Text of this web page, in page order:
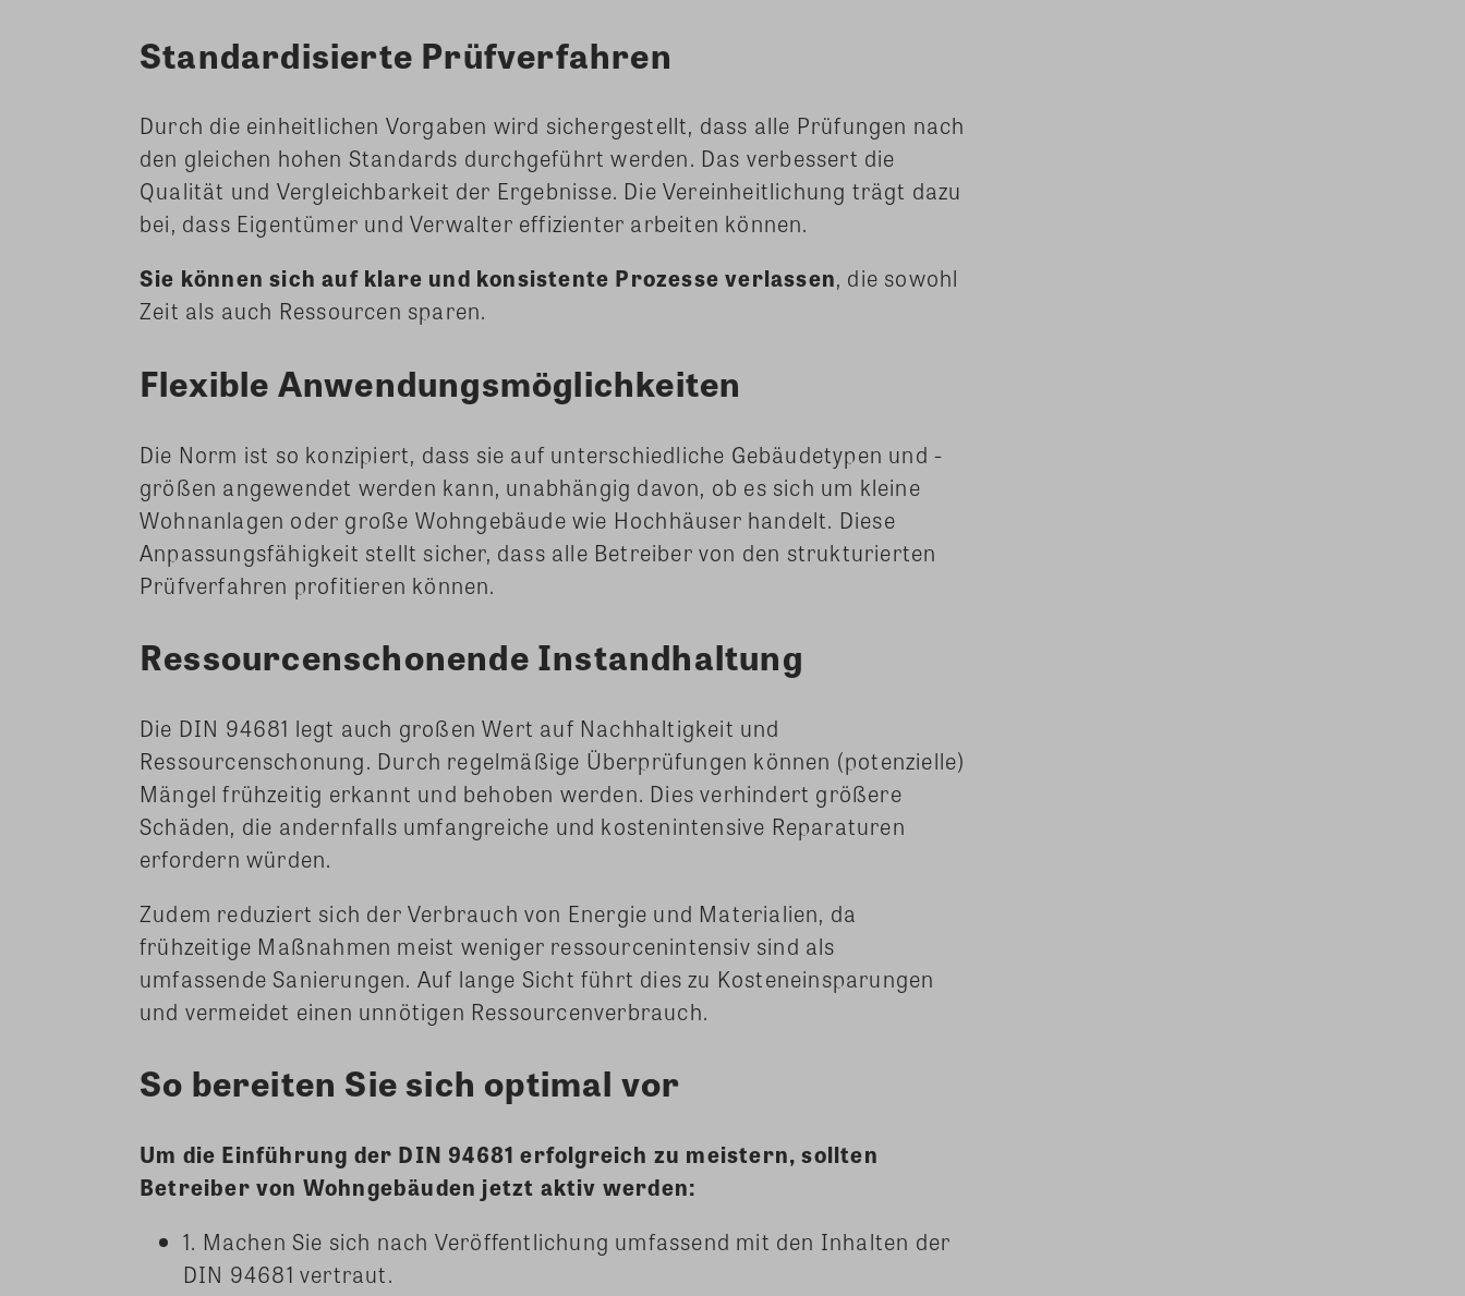
Standardisierte Prüfverfahren
Durch die einheitlichen Vorgaben wird sichergestellt, dass alle Prüfungen nach
den gleichen hohen Standards durchgeführt werden. Das verbessert die
Qualität und Vergleichbarkeit der Ergebnisse. Die Vereinheitlichung trägt dazu
bei, dass Eigentümer und Verwalter effizienter arbeiten können.
Sie können sich auf klare und konsistente Prozesse verlassen, die sowohl
Zeit als auch Ressourcen sparen.
Flexible Anwendungsmöglichkeiten
Die Norm ist so konzipiert, dass sie auf unterschiedliche Gebäudetypen und -
größen angewendet werden kann, unabhängig davon, ob es sich um kleine
Wohnanlagen oder große Wohngebäude wie Hochhäuser handelt. Diese
Anpassungsfähigkeit stellt sicher, dass alle Betreiber von den strukturierten
Prüfverfahren profitieren können.
Ressourcenschonende Instandhaltung
Die DIN 94681 legt auch großen Wert auf Nachhaltigkeit und
Ressourcenschonung. Durch regelmäßige Überprüfungen können (potenzielle)
Mängel frühzeitig erkannt und behoben werden. Dies verhindert größere
Schäden, die andernfalls umfangreiche und kostenintensive Reparaturen
erfordern würden.
Zudem reduziert sich der Verbrauch von Energie und Materialien, da
frühzeitige Maßnahmen meist weniger ressourcenintensiv sind als
umfassende Sanierungen. Auf lange Sicht führt dies zu Kosteneinsparungen
und vermeidet einen unnötigen Ressourcenverbrauch.
So bereiten Sie sich optimal vor
Um die Einführung der DIN 94681 erfolgreich zu meistern, sollten
Betreiber von Wohngebäuden jetzt aktiv werden:
1. Machen Sie sich nach Veröffentlichung umfassend mit den Inhalten der
DIN 94681 vertraut.